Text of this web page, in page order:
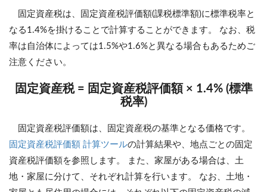
固定資産税は、固定資産税評価額(課税標準額)に標準税率と
なる1.4%を掛けることで計算することができます。 なお、税
率は自治体によっては1.5%や1.6%と異なる場合もあるためご
注意ください。
固定資産税 = 固定資産税評価額 × 1.4% (標準
税率)
固定資産税評価額は、固定資産税の基準となる価格です。
固定資産税評価額 計算ツールの計算結果や、地点ごとの固定
資産税評価額を参照します。 また、家屋がある場合は、土
地・家屋に分けて、それぞれ計算を行います。 なお、土地・